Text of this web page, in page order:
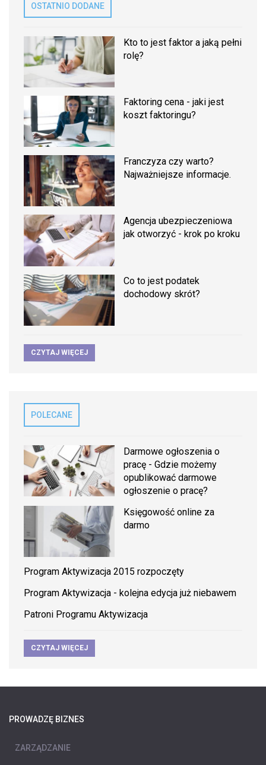
OSTATNIO DODANE
Kto to jest faktor a jaką pełni
rolę?
Faktoring cena - jaki jest
koszt faktoringu?
Franczyza czy warto?
Najważniejsze informacje.
Agencja ubezpieczeniowa
jak otworzyć - krok po kroku
Co to jest podatek
dochodowy skrót?
CZYTAJ WIĘCEJ
POLECANE
Darmowe ogłoszenia o
pracę - Gdzie możemy
opublikować darmowe
ogłoszenie o pracę?
Księgowość online za
darmo
Program Aktywizacja 2015 rozpoczęty
Program Aktywizacja - kolejna edycja już niebawem
Patroni Programu Aktywizacja
CZYTAJ WIĘCEJ
PROWADZĘ BIZNES
ZARZĄDZANIE